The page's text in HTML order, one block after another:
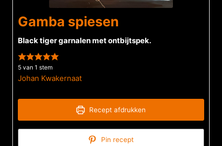
Gamba spiesen
Black tiger garnalen met ontbijtspek.
5 van 1 stem
Johan Kwakernaat
Recept afdrukken
Pin recept